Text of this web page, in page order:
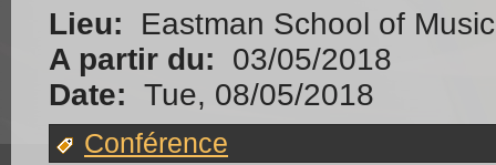
Lieu:
Eastman School of
A partir du:
03/05/2018
Date: Tue, 08/05/2018
Conférence